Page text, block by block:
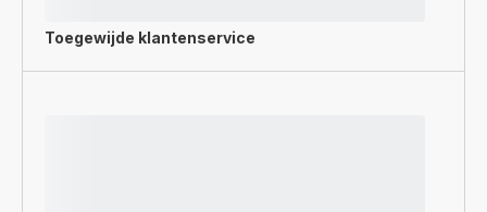
Toegewijde klantenservice